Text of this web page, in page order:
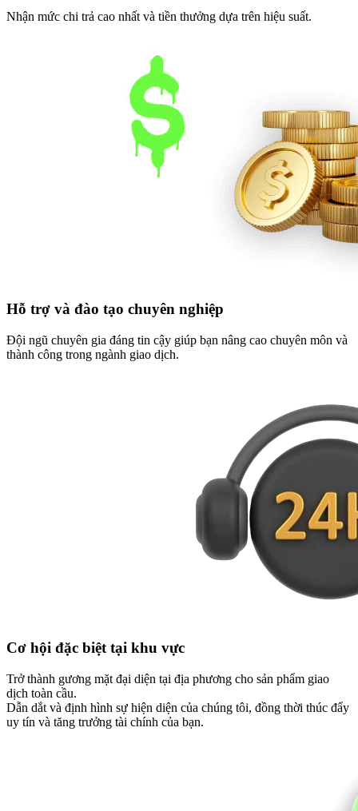
Nhận mức chi trả cao nhất và tiền thưởng dựa trên hiệu suất.
Hỗ trợ và đào tạo chuyên nghiệp
Đội ngũ chuyên gia đáng tin cậy giúp bạn nâng cao chuyên môn và
thành công trong ngành giao dịch.
Cơ hội đặc biệt tại khu vực
Trở thành gương mặt đại diện tại địa phương cho sản phẩm giao
dịch toàn cầu.
Dẫn dắt và định hình sự hiện diện của chúng tôi, đồng thời thúc đẩy
uy tín và tăng trưởng tài chính của bạn.